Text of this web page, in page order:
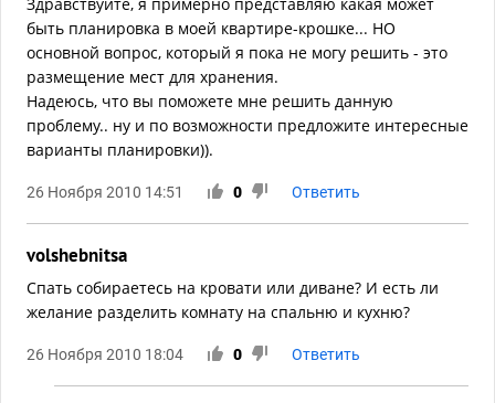
быть планировка в моей квартире-крошке... НО
основной вопрос, который я пока не могу решить - это
размещение мест для хранения.
Надеюсь, что вы поможете мне решить данную
проблему.. ну и по возможности предложите интересные
варианты планировки)).
26 Ноября 2010 14:51 0 Ответить
volshebnitsa
Спать собираетесь на кровати или диване? И есть ли
желание разделить комнату на спальню и кухню?
26 Ноября 2010 18:04 0 Ответить